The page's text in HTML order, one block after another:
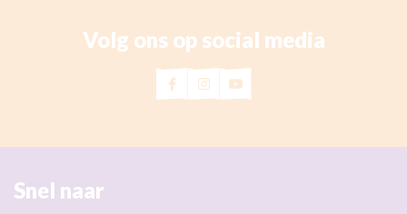
Volg ons op social media
Snel naar